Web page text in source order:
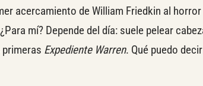
acercamiento de William Friedkin al horror
mí? Depende del día: suele pelear
Expediente Warren. Qué puedo